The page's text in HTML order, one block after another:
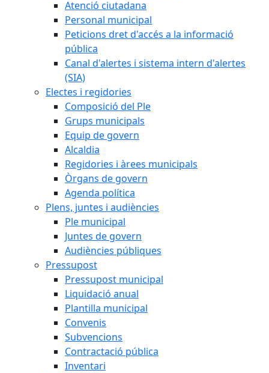
Atenció ciutadana
Personal municipal
Peticions dret d'accés a la informació
pública
Canal d'alertes i sistema intern d'alertes
(SIA)
Electes i regidories
Composició del Ple
Grups municipals
Equip de govern
Alcaldia
Regidories i àrees municipals
Òrgans de govern
Agenda política
Plens, juntes i audiències
Ple municipal
Juntes de govern
Audiències públiques
Pressupost
Pressupost municipal
Liquidació anual
Plantilla municipal
Convenis
Subvencions
Contractació pública
Inventari